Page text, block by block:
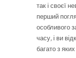
так і своєї
перший
особливого
часу, і ви
багато з